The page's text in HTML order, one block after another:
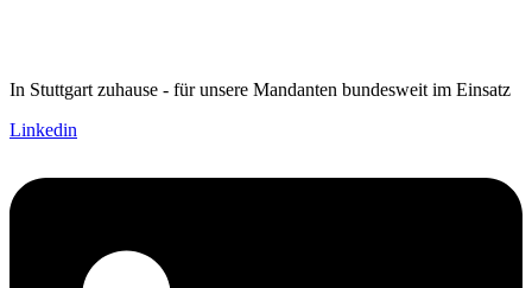
In Stuttgart zuhause - für unsere Mandanten bundesweit im Einsatz
Linkedin